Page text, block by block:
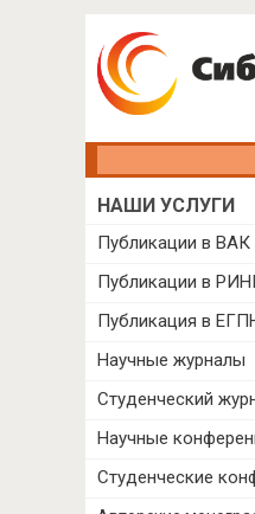
НАШИ УСЛУГИ
Публикации в ВАК
Публикации в
Публикация в
Научные журналы
Студенческий
Научные
Студенческие